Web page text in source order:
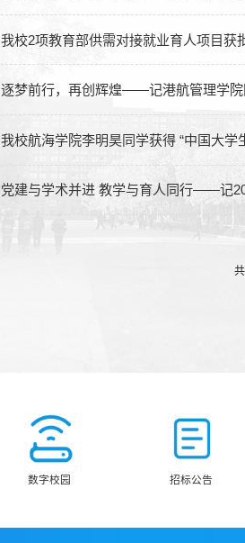
我校2项教育部供需对接就业育人项目获
逐梦前行，再创辉煌——记港航管理学院
我校航海学院李明昊同学获得 “中国大学
党建与学术并进 教学与育人同行——记
数字校园 招标公告